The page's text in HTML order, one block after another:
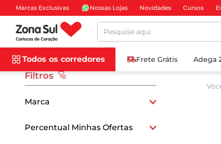
Marcas Exclusivas Nossas Lojas Novidades Cursos
Pesquise aqui
Todos os corredores Frete Grátis Adega
Filtros
Marca
Percentual Minhas Ofertas